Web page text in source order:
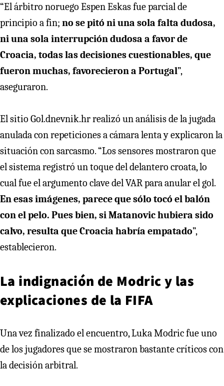
“El árbitro noruego Espen Eskas fue parcial de
principio a fin; no se pitó ni una sola falta dudosa,
ni una sola interrupción dudosa a favor de
Croacia, todas las decisiones cuestionables, que
fueron muchas, favorecieron a Portugal”,
aseguraron.
El sitio Gol.dnevnik.hr realizó un análisis de la jugada
anulada con repeticiones a cámara lenta y explicaron la
situación con sarcasmo. “Los sensores mostraron que
el sistema registró un toque del delantero croata, lo
cual fue el argumento clave del VAR para anular el gol.
En esas imágenes, parece que sólo tocó el balón
con el pelo. Pues bien, si Matanovic hubiera sido
calvo, resulta que Croacia habría empatado”,
establecieron.
La indignación de Modric y las
explicaciones de la FIFA
Una vez finalizado el encuentro, Luka Modric fue uno
de los jugadores que se mostraron bastante críticos con
la decisión arbitral.